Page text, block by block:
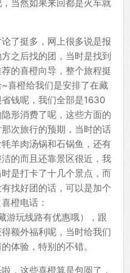
当然如果来回都是火车就
了挺多，网上很多说是报
之后找的团，当时是找到
的喜橙向导，整个旅程挺
喜橙给我们是安排了在藏
钱呢，我们全部是1630
形消费了呢，这些方面的
次旅行的预期，当时的话
羊肉汤锅和石锅鱼，还有
的而且还靠景区很近，我
是打卡了十几个景点，而
找好团的话，可以是加个
橙电话：
游玩线路有优惠哦），跟
额外福利呢，当时给我们
体验，特别的不错。
，这些喜橙算是包圆了，